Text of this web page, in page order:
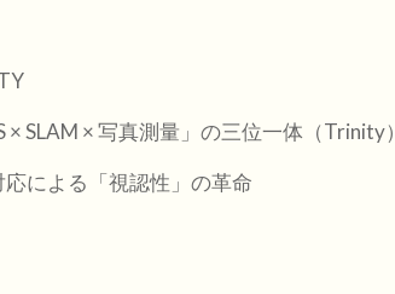
SLAM × 写真測量」の三位一体（Trinity）
による「視認性」の革命